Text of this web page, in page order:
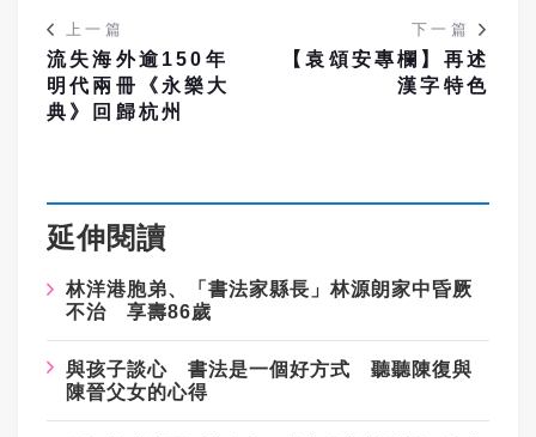
上一篇
流失海外逾150年
明代兩冊《永樂大
典》回歸杭州
下一篇
【袁頌安專欄】再述
漢字特色
延伸閱讀
林洋港胞弟、「書法家縣長」林源朗家中昏厥
不治 享壽86歲
與孩子談心 書法是一個好方式 聽聽陳復與
陳晉父女的心得